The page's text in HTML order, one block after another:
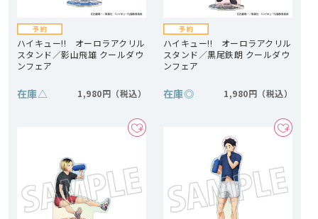
ハイキュー!! オーロラアクリル
スタンド／影山飛雄 クールダウ
ンフェア
在庫△ 1,980円
ハイキュー!! オーロラアクリル
スタンド／黒尾鉄朗 クールダウ
ンフェア
在庫◎ 1,980円